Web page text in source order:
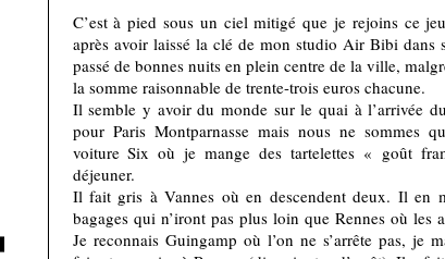
C’est à pied sous un ciel mitigé que je rejoins ce
après avoir laissé la clé de mon studio Air Bibi dans
passé de bonnes nuits en plein centre de la ville,
la somme raisonnable de trente-trois euros chacune.
Il semble y avoir du monde sur le quai à l’arrivée
pour Paris Montparnasse mais nous ne sommes
voiture Six où je mange des tartelettes « goût
déjeuner.
Il fait gris à Vannes où en descendent deux. Il en
bagages qui n’iront pas plus loin que Rennes où les
Je reconnais Guingamp où l’on ne s’arrête pas, je